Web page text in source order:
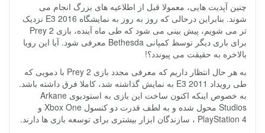
چنین آپدیت هایی، معمولا قبل از اطلاعیه های بزرگ انجام می
شوند. بنابراین درحالی که روز به روز به نمایشگاه E3 2016 نزدیک
تر می شویم، پیش بینی می شود که طی ماه آینده، بازی Prey 2
برای باری دیگر توسط کمپانی Bethesda معرفی شود. آیا این رویا
بالاخره به حقیقت می پیوندد؟!
به هر حال انتظار داریم که معرفی مجدد بازی Prey 2 با دمویی که
طی رویداد E3 2011 به نمایش گذاشته شد، کاملا فرق داشته باشد.
به خصوص اینکه اکنون ساخت این بازی به استودیوی Arkane
Studios محول شده و به لطف قدرت دو کنسول Xbox One و
PlayStation 4 ، سازندگان ابزار بیشتری برای توسعه بازی ها دارند.